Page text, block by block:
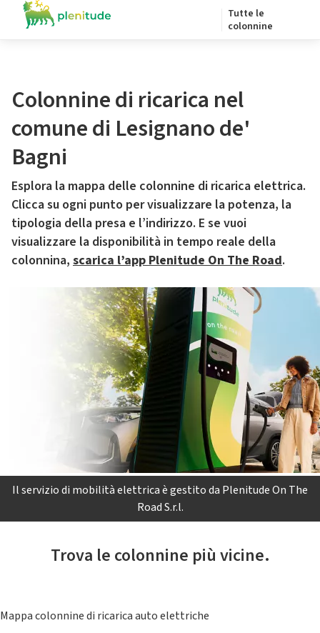
Tutte le
colonnine
Colonnine di ricarica nel
comune di Lesignano de'
Bagni
Esplora la mappa delle colonnine di ricarica elettrica.
Clicca su ogni punto per visualizzare la potenza, la
tipologia della presa e l’indirizzo. E se vuoi
visualizzare la disponibilità in tempo reale della
colonnina, scarica l’app Plenitude On The Road.
Il servizio di mobilità elettrica è gestito da Plenitude On The
Road S.r.l.
Trova le colonnine più vicine.
Mappa colonnine di ricarica auto elettriche